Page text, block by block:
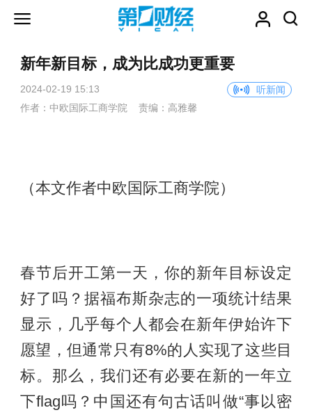
新年新目标，成为比成功更重要
2024-02-19 15:13
听新闻
作者：中欧国际工商学院 责编：高雅馨
（本文作者中欧国际工商学院）
春节后开工第一天，你的新年目标设定
好了吗？据福布斯杂志的一项统计结果
显示，几乎每个人都会在新年伊始许下
愿望，但通常只有8%的人实现了这些目
标。那么，我们还有必要在新的一年立
下flag吗？中国还有句古话叫做“事以密